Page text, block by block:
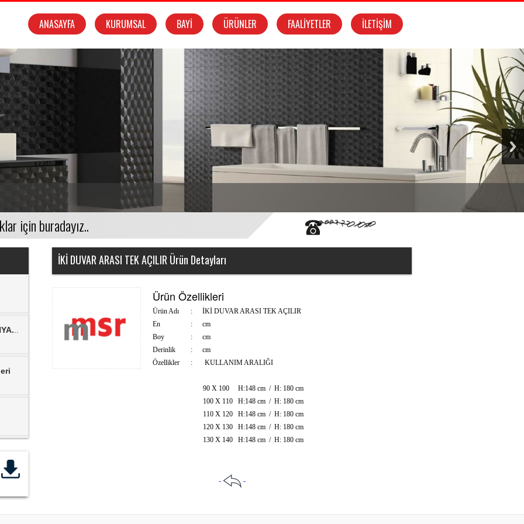
ANASAYFA KURUMSAL BAYİ ÜRÜNLER FAALİYETLER İLETİŞİM
İKİ DUVAR ARASI TEK AÇILIR Ürün Detayları
Ürün Özellikleri
Ürün Adı :
İKİ DUVAR ARASI TEK AÇILIR
En
:
cm
Boy
:
cm
Derinlik
:
cm
Özellikler
: KULLANIM ARALIĞI
90 X 100 H:148 cm / H: 180 cm
100 X 110 H:148 cm / H: 180 cm
110 X 120 H:148 cm / H: 180 cm
120 X 130 H:148 cm / H: 180 cm
130 X 140 H:148 cm / H: 180 cm
- -